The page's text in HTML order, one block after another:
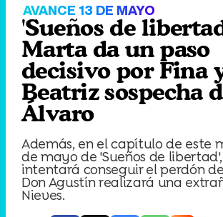
AVANCE 13 DE MAYO
'Sueños de
Marta da un paso
decisivo por Fina
Beatriz sospecha
Álvaro
Además, en el capítulo de este
de mayo de 'Sueños de libertad',
intentará conseguir el perdón
Don Agustín realizará una
Nieves.